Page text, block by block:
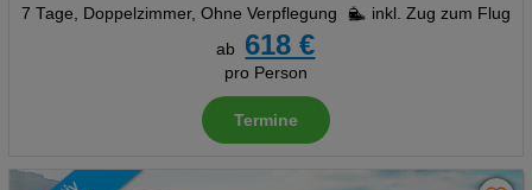
7 Tage, Doppelzimmer, Ohne Verpflegung
inkl. Zug zum Flug
ab
618 €
pro Person
Termine